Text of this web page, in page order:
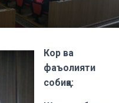
V
Кор ва
фаъолияти
собиқа: